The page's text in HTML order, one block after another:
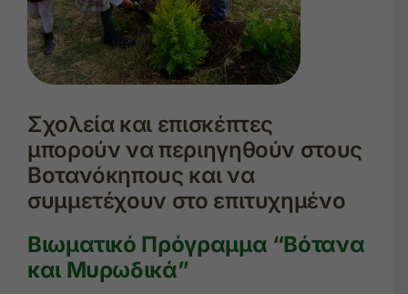
Σχολεία και επισκέπτες
μπορούν να περιηγηθούν στους
Βοτανόκηπους και να
συμμετέχουν στο επιτυχημένο
Βιωματικό Πρόγραμμα “Βότανα
και Μυρωδικά”